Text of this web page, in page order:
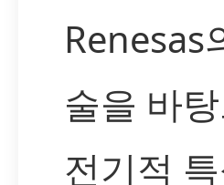
Renesas
술을 바
전기적